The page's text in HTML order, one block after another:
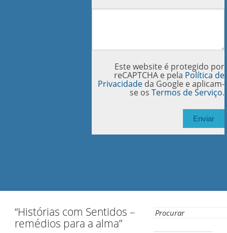
Este website é protegido por
reCAPTCHA e pela Política de
Privacidade da Google e aplicam-
se osTermos de Serviço.
“Histórias com Sentidos –
remédios para a alma”
Search